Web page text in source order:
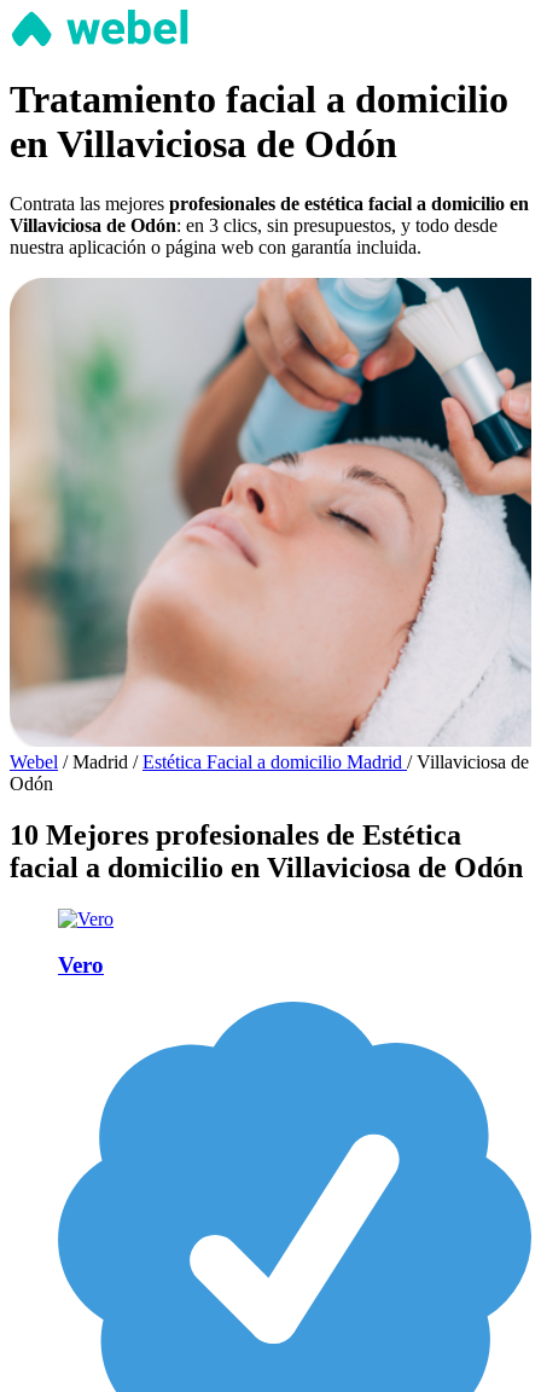
Tratamiento facial a domicilio
en Villaviciosa de Odón
Contrata las mejores profesionales de estética facial a domicilio en
Villaviciosa de Odón: en 3 clics, sin presupuestos, y todo desde
nuestra aplicación o página web con garantía incluida.
Webel / Madrid / Estética Facial a domicilio Madrid / Villaviciosa de
Odón
10 Mejores profesionales de Estética
facial a domicilio en Villaviciosa de Odón
Vero